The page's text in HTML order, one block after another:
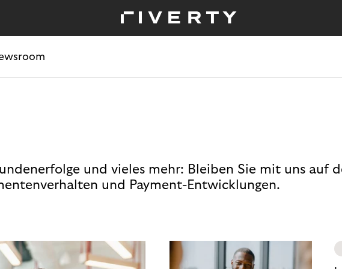
und vieles mehr: Bleiben Sie mit uns auf
und Payment-Entwicklungen.